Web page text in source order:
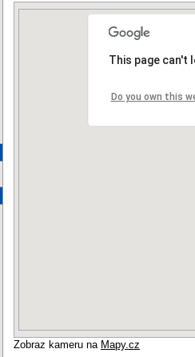
This page can't
Do you own this
Zobraz kameru na Mapy.cz